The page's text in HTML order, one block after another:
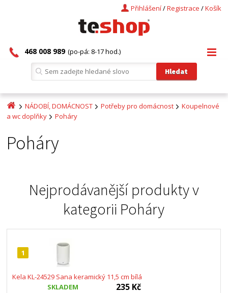
Košík
/
Registrace
/
Přihlášení
468 008 989 (po-pá: 8-17 hod.)
NÁDOBÍ, DOMÁCNOST Potřeby pro domácnost
Koupelnové
a wc doplňky
Poháry
Poháry
Nejprodávanější produkty v
kategorii Poháry
1
Kela KL-24529 Sana keramický 11,5 cm bílá
SKLADEM
235 Kč